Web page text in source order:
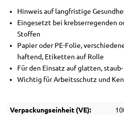
Hinweis auf langfristige
Eingesetzt bei krebserregenden
Stoffen
Papier oder PE-Folie,
haftend, Etiketten auf Rolle
Für den Einsatz auf glatten,
Wichtig für Arbeitsschutz und
Verpackungseinheit (VE):